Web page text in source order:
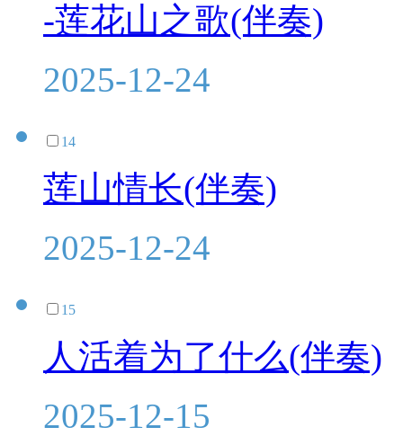
-莲花山之歌(伴奏)
2025-12-24
14
莲山情长(伴奏)
2025-12-24
15
人活着为了什么(伴奏)
2025-12-15